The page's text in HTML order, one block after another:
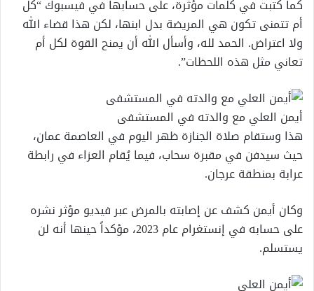
كما كتبت في كلمات مؤثرة، على حسابها في فيسبوك “كل
أم تتمنى تكون هي المريضة بدل ابنها، لكن هذا قضاء الله
ولا اعتراض. الحمد لله، وأسأل الله أن يمنح القوة لكل أم
تعاني مثل هذه اللحظات”.
أيمن العلي مع والدته في المستشفى
هذا وستقام صلاة الجنازة ظهر اليوم في العاصمة عمان،
حيث سيدفن في مقبرة سحاب، فيما يُقام العزاء في رابطة
عرابة بمنطقة عرجان.
وكان أيمن كشف عن إصابته بالمرض عبر فيديو مؤثر نشره
على حسابه في إنستغرام عام 2023، مؤكداً حينها أنه لن
يستسلم.